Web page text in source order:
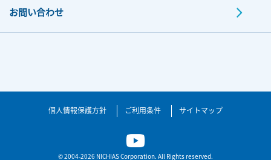
お問い合わせ
個人情報保護方針 ご利用条件 サイトマップ
© 2004-2026 NICHIAS Corporation. All Rights reserved.